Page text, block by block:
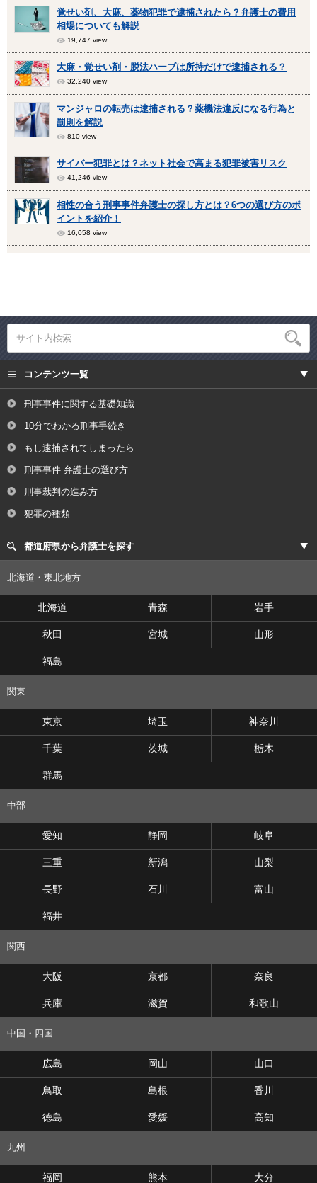
覚せい剤、大麻、薬物犯罪で逮捕されたら？弁護士の費用
相場についても解説
19,747 view
大麻・覚せい剤・脱法ハーブは所持だけで逮捕される？
32,240 view
マンジャロの転売は逮捕される？薬機法違反になる行為と
罰則を解説
810 view
サイバー犯罪とは？ネット社会で高まる犯罪被害リスク
41,246 view
相性の合う刑事事件弁護士の探し方とは？6つの選び方のポ
イントを紹介！
16,058 view
コンテンツ一覧
刑事事件に関する基礎知識
10分でわかる刑事手続き
もし逮捕されてしまったら
刑事事件 弁護士の選び方
刑事裁判の進み方
犯罪の種類
都道府県から弁護士を探す
北海道・東北地方
北海道 青森 岩手
秋田 宮城 山形
福島
関東
東京 埼玉 神奈川
千葉 茨城 栃木
群馬
中部
愛知 静岡 岐阜
三重 新潟 山梨
長野 石川 富山
福井
関西
大阪 京都 奈良
兵庫 滋賀 和歌山
中国・四国
広島 岡山 山口
鳥取 島根 香川
徳島 愛媛 高知
九州
福岡 熊本 大分